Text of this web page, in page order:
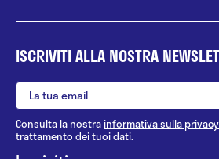
ISCRIVITI ALLA NOSTRA
Consulta la nostrainformativa sulla privacy
trattamento dei tuoi dati.